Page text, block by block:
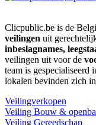
Clicpublic.be is de
veilingen uit
inbeslagnames,
veilingen uit voor de
team is gespecialiseerd
lokalen bevinden zich
Veilingverkopen
Veiling Bouw &
Veiling Gereedschap